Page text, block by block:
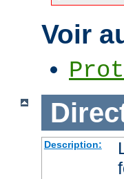
Voir
Description: